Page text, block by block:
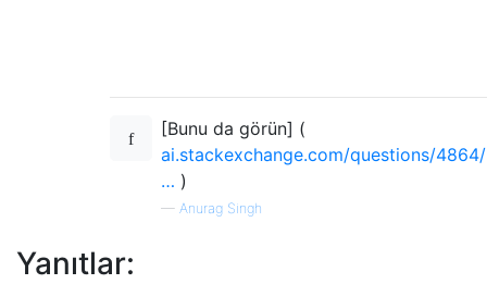
[Bunu da görün] (
ai.stackexchange.com/questions/4864/
… )
— Anurag Singh
Yanıtlar: